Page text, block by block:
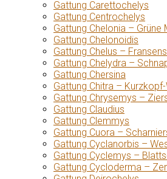
Gattung Carettochelys
Gattung Centrochelys
Gattung Chelonia –
Gattung Chelonoidis
Gattung Chelus –
Gattung Chelydra –
Gattung Chersina
Gattung Chitra –
Gattung Chrysemys –
Gattung Claudius
Gattung Clemmys
Gattung Cuora –
Gattung Cyclanorbis –
Gattung Cyclemys –
Gattung Cycloderma –